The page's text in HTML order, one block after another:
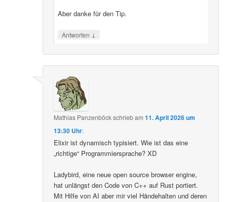
Aber danke für den Tip.
Antworten ↓
Mathias Panzenböckschriebam11. April 2026 um
13:30 Uhr:
Elixir ist dynamisch typisiert. Wie ist das eine
„richtige“ Programmiersprache? XD
Ladybird, eine neue open source browser engine,
hat unlängst den Code von C++ auf Rust portiert.
Mit Hilfe von AI aber mir viel Händehalten und deren